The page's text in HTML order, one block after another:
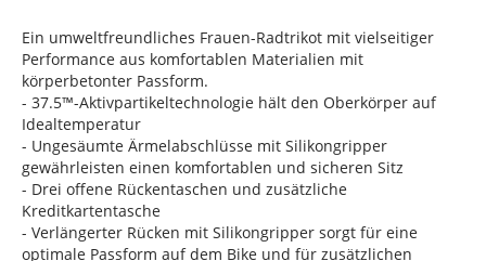
Ein umweltfreundliches Frauen-Radtrikot mit vielseitiger
Performance aus komfortablen Materialien mit
körperbetonter Passform.
- 37.5™-Aktivpartikeltechnologie hält den Oberkörper auf
Idealtemperatur
- Ungesäumte Ärmelabschlüsse mit Silikongripper
gewährleisten einen komfortablen und sicheren Sitz
- Drei offene Rückentaschen und zusätzliche
Kreditkartentasche
- Verlängerter Rücken mit Silikongripper sorgt für eine
optimale Passform auf dem Bike und für zusätzlichen